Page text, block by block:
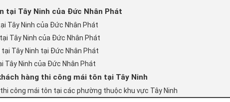
tại Tây Ninh của Đức Nhân Phát
Tây Ninh của Đức Nhân Phát
Tây Ninh của Đức Nhân Phát
Tây Ninh tại Đức Nhân Phát
Tây Ninh của Đức Nhân Phát
hàng thi công mái tôn tại Tây Ninh
công mái tôn tại các phường thuộc khu vực Tây Ninh